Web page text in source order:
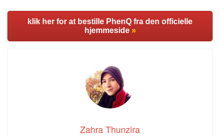
klik her for at bestille PhenQ fra den officielle
hjemmeside »
Zahra Thunzira